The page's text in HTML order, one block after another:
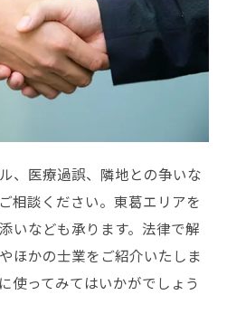
、医療過誤、隣地との争いな
相談ください。東葛エリアを
いなども承ります。法律で解
ほかの士業をご紹介いたしま
使ってみてはいかがでしょう